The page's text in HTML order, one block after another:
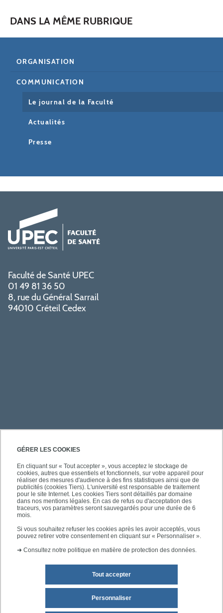
GÉRER LES COOKIES
En cliquant sur « Tout accepter », vous acceptez le stockage de
cookies, autres que essentiels et fonctionnels, sur votre appareil pour
réaliser des mesures d'audience à des fins statistiques ainsi que de
publicités (cookies Tiers). L'université est responsable de traitement
pour le site Internet. Les cookies Tiers sont détaillés par domaine
dans nos mentions légales. En cas de refus ou d'acceptation des
traceurs, vos paramètres seront sauvegardés pour une durée de 6
mois.
Si vous souhaitez refuser les cookies après les avoir acceptés, vous
pouvez retirer votre consentement en cliquant sur « Personnaliser ».
➜ Consultez notre politique en matière de protection des données.
Tout accepter
Personnaliser
DANS LA MÊME RUBRIQUE
ORGANISATION
COMMUNICATION
Le journal de la Faculté
Actualités
Presse
Faculté de Santé UPEC
01 49 81 36 50
8, rue du Général Sarrail
94010 Créteil Cedex
PRATIQUE
ACCÈS RAPIDES
SUIVEZ-NOUS
Mentions légales Plan du site